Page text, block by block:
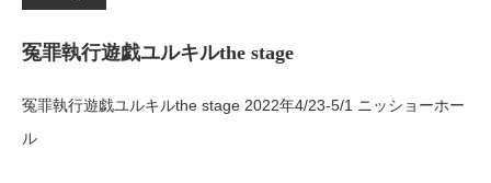
冤罪執行遊戯ユルキルthe stage
冤罪執行遊戯ユルキルthe stage 2022年4/23-5/1 ニッショーホー
ル